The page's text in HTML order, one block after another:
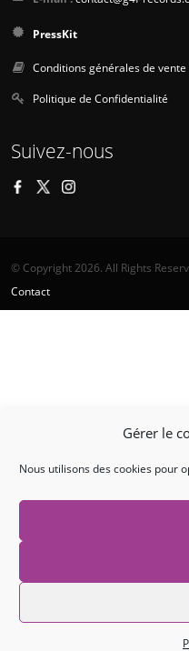
Gérer le
Nous utilisons des cookies pour
PressKit
Conditions générales de vente
Politique de Confidentialité
Suivez-nous
© Copyright 2026. All Rights
Contact